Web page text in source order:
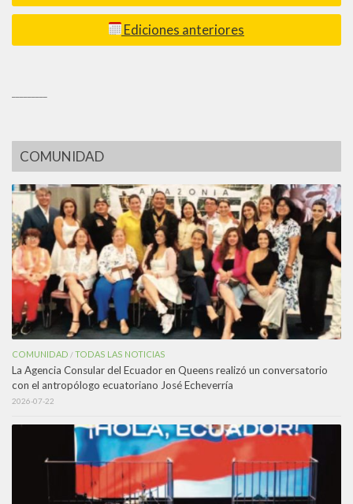
Ediciones anteriores
COMUNIDAD
COMUNIDAD /TODAS LAS NOTICIAS
La Agencia Consular del Ecuador en Queens realizó un conversatorio
con el antropólogo ecuatoriano José Echeverría
2026-07-22